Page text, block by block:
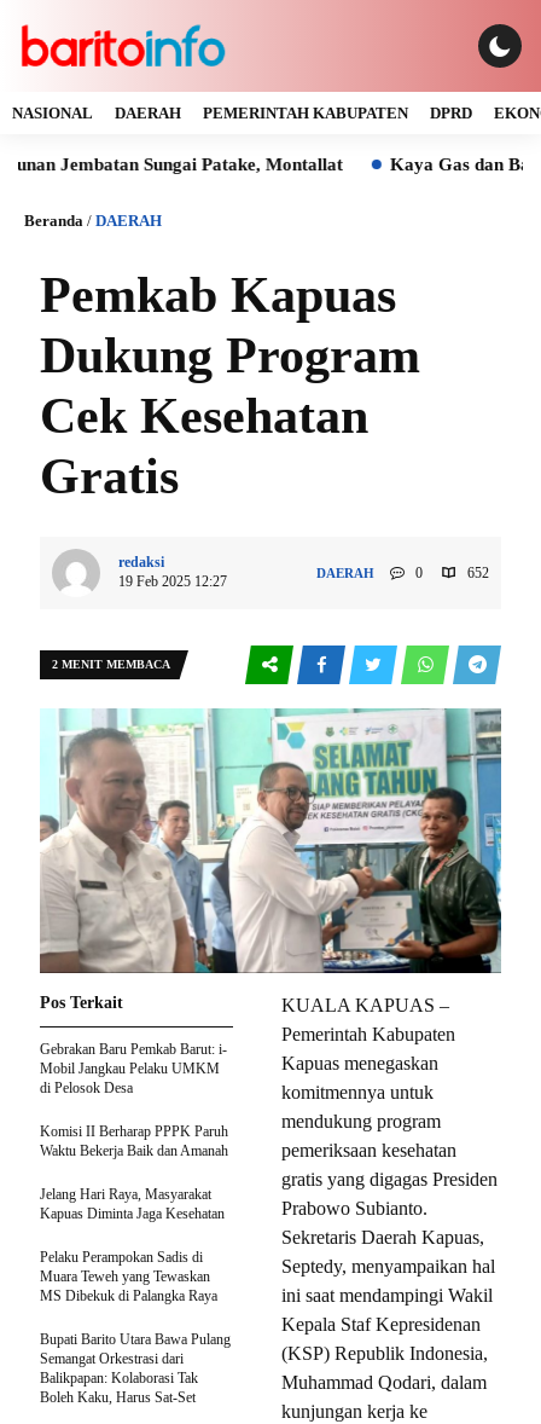
NASIONAL DAERAH PEMERINTAH KABUPATEN DPRD
Sungai Patake, Montallat Kaya Gas dan Batu Bara
Beranda / DAERAH
Pemkab Kapuas
Dukung Program
Cek Kesehatan
Gratis
redaksi
19 Feb 2025 12:27
DAERAH 0 652
2 MENIT MEMBACA
KUALA KAPUAS –
Pemerintah Kabupaten
Kapuas menegaskan
komitmennya untuk
mendukung program
pemeriksaan kesehatan
gratis yang digagas Presiden
Prabowo Subianto.
Sekretaris Daerah Kapuas,
Septedy, menyampaikan hal
ini saat mendampingi Wakil
Kepala Staf Kepresidenan
(KSP) Republik Indonesia,
Muhammad Qodari, dalam
kunjungan kerja ke
Pos Terkait
Gebrakan Baru Pemkab Barut: i-
Mobil Jangkau Pelaku UMKM
di Pelosok Desa
Komisi II Berharap PPPK Paruh
Waktu Bekerja Baik dan Amanah
Jelang Hari Raya, Masyarakat
Kapuas Diminta Jaga Kesehatan
Pelaku Perampokan Sadis di
Muara Teweh yang Tewaskan
MS Dibekuk di Palangka Raya
Bupati Barito Utara Bawa Pulang
Semangat Orkestrasi dari
Balikpapan: Kolaborasi Tak
Boleh Kaku, Harus Sat-Set